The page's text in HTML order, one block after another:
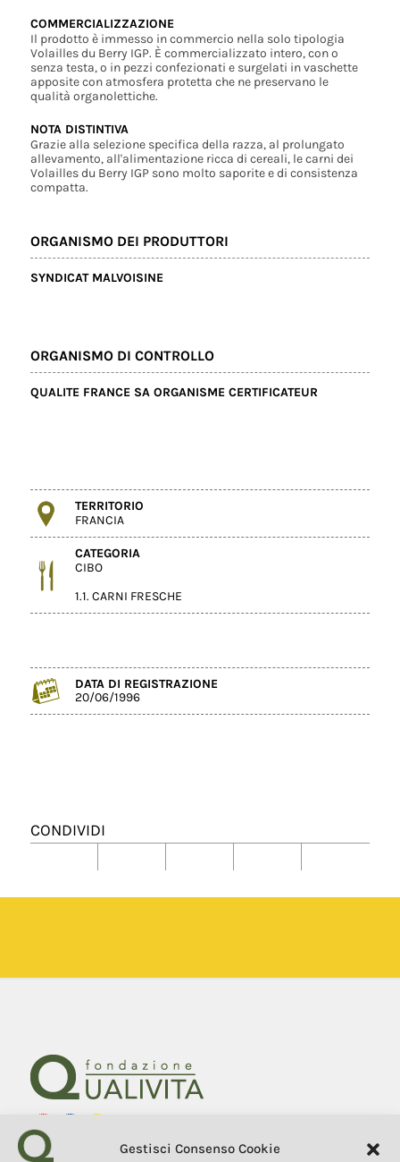
Gestisci Consenso Cookie
COMMERCIALIZZAZIONE
Il prodotto è immesso in commercio nella solo tipologia
Volailles du Berry IGP. È commercializzato intero, con o
senza testa, o in pezzi confezionati e surgelati in vaschette
apposite con atmosfera protetta che ne preservano le
qualità organolettiche.
NOTA DISTINTIVA
Grazie alla selezione specifica della razza, al prolungato
allevamento, all'alimentazione ricca di cereali, le carni dei
Volailles du Berry IGP sono molto saporite e di consistenza
compatta.
ORGANISMO DEI PRODUTTORI
SYNDICAT MALVOISINE
ORGANISMO DI CONTROLLO
QUALITE FRANCE SA ORGANISME CERTIFICATEUR
TERRITORIO
FRANCIA
CATEGORIA
CIBO
1.1. CARNI FRESCHE
DATA DI REGISTRAZIONE
20/06/1996
CONDIVIDI